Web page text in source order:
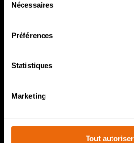
duNécessaires
Préférences
Statistiques
Marketing
Tout autoriser
Crible à disque TANA